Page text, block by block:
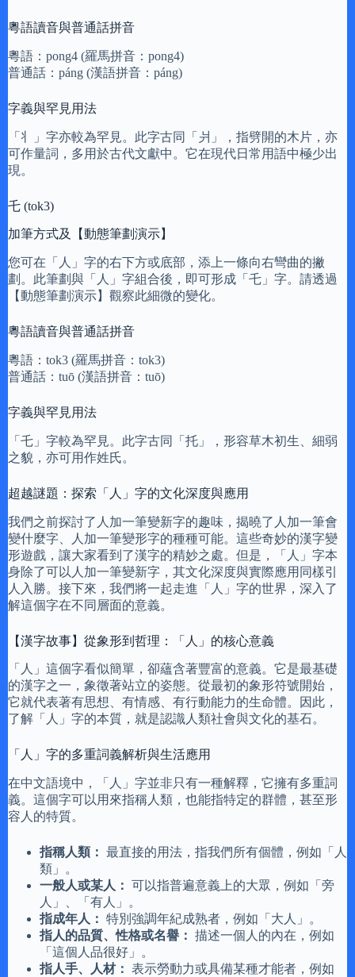
粵語讀音與普通話拼音
粵語：pong4 (羅馬拼音：pong4)
普通話：páng (漢語拼音：páng)
字義與罕見用法
「丬」字亦較為罕見。此字古同「爿」，指劈開的木片，亦
可作量詞，多用於古代文獻中。它在現代日常用語中極少出
現。
乇 (tok3)
加筆方式及【動態筆劃演示】
您可在「人」字的右下方或底部，添上一條向右彎曲的撇
劃。此筆劃與「人」字組合後，即可形成「乇」字。請透過
【動態筆劃演示】觀察此細微的變化。
粵語讀音與普通話拼音
粵語：tok3 (羅馬拼音：tok3)
普通話：tuō (漢語拼音：tuō)
字義與罕見用法
「乇」字較為罕見。此字古同「托」，形容草木初生、細弱
之貌，亦可用作姓氏。
超越謎題：探索「人」字的文化深度與應用
我們之前探討了人加一筆變新字的趣味，揭曉了人加一筆會
變什麼字、人加一筆變形字的種種可能。這些奇妙的漢字變
形遊戲，讓大家看到了漢字的精妙之處。但是，「人」字本
身除了可以人加一筆變新字，其文化深度與實際應用同樣引
人入勝。接下來，我們將一起走進「人」字的世界，深入了
解這個字在不同層面的意義。
【漢字故事】從象形到哲理：「人」的核心意義
「人」這個字看似簡單，卻蘊含著豐富的意義。它是最基礎
的漢字之一，象徵著站立的姿態。從最初的象形符號開始，
它就代表著有思想、有情感、有行動能力的生命體。因此，
了解「人」字的本質，就是認識人類社會與文化的基石。
「人」字的多重詞義解析與生活應用
在中文語境中，「人」字並非只有一種解釋，它擁有多重詞
義。這個字可以用來指稱人類，也能指特定的群體，甚至形
容人的特質。
指稱人類： 最直接的用法，指我們所有個體，例如「人
類」。
一般人或某人： 可以指普遍意義上的大眾，例如「旁
人」、「有人」。
指成年人： 特別強調年紀成熟者，例如「大人」。
指人的品質、性格或名譽： 描述一個人的內在，例如
「這個人品很好」。
指人手、人材： 表示勞動力或具備某種才能者，例如